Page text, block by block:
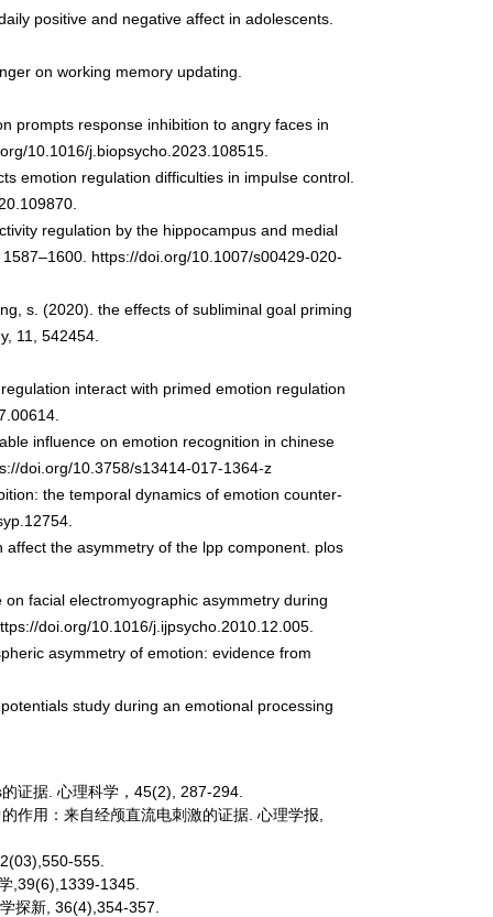
positive and negative affect in adolescents.
on working memory updating.
prompts response inhibition to angry faces in
10.1016/j.biopsycho.2023.108515.
emotion regulation difficulties in impulse control.
regulation by the hippocampus and medial
https://doi.org/10.1007/s00429-020-
s. (2020). the effects of subliminal goal priming
11
, 542454.
interact with primed emotion regulation
influence on emotion recognition in chinese
doi.org/10.3758/s13414-017-1364-z
the temporal dynamics of emotion counter-
the asymmetry of the lpp component. plos
facial electromyographic asymmetry during
doi.org/10.1016/j.ijpsycho.2010.12.005.
asymmetry of emotion: evidence from
study during an emotional processing
证据. 心理科学，45(2), 287-294.
作用：来自经颅直流电刺激的证据. 心理学报,
555.
,39(6),1339-1345.
探新, 36(4),354-357.